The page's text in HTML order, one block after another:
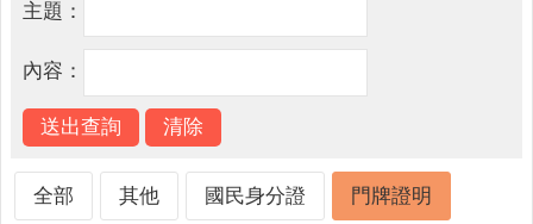
便
服
務
統
主題：
內容：
全部 其他 國民身分證 門牌證明